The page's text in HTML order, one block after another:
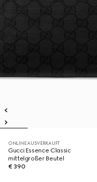
ONLINE AUSVERKAUFT
Gucci Essence Classic
mittelgroßer Beutel
€ 390